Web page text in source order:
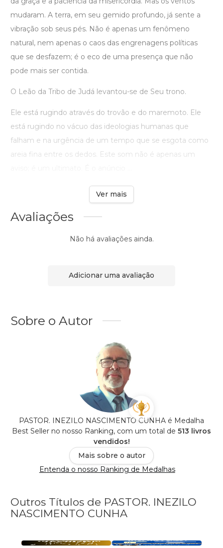
mudaram. A terra, em seu gemido profundo, já sente a
vibração sob seus pés. Não é apenas um fenômeno
natural, nem apenas o caos das engrenagens políticas
que se desfazem; é o eco de uma presença que não
pode mais ser contida.
O Leão da Tribo de Judá levantou-se de Seu trono.
Ele está rugindo através do trovão e do maremoto. Ele
está rugindo no vácuo das ideologias humanas que
falham e na urgência de um tempo que se esgota como
areia fina entre os dedos. Este som não é apenas um
Ver mais
Avaliações
Não há avaliações ainda.
Adicionar uma avaliação
Sobre o Autor
PASTOR. INEZILO NASCIMENTO CUNHA é Medalha
Best Seller no nosso Ranking, com um total de 513 livros
vendidos!
Mais sobre o autor
Entenda o nosso Ranking de Medalhas
Outros Títulos de PASTOR. INEZILO
NASCIMENTO CUNHA